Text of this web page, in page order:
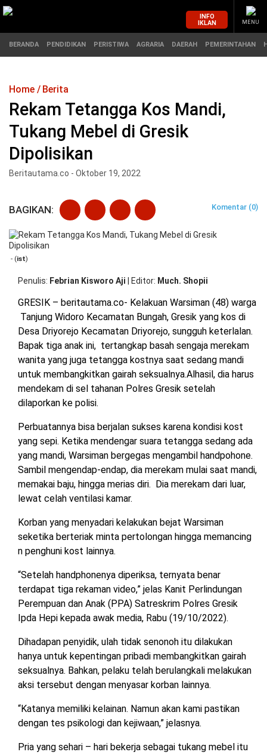
MASUK
BERANDA
PERISTIWA
PEMERINTAHAN
OPINI
PENDIDIKAN
HUKUM
PENDIDIKAN
HIBURAN
BERITABARU.CO
KABARBARU.CO
SERIKATNEWS.COM
PEWARTANUSANTARA.COM
LANGGAR.CO
JOBNAS.COM
SURAU.CO
REDAKSI
TENTANG
KERJASAMA
PEDOMAN
MEDIA
CYBER
INFO
IKLAN
MENU
BERANDA PENDIDIKAN PERISTIWA AGRARIA DAERAH PEMERINTAHAN
Home Berita
Rekam Tetangga Kos Mandi,
Tukang Mebel di Gresik
Dipolisikan
Beritautama.co - Oktober 19, 2022
BAGIKAN: Komentar (0)
- (ist)
Penulis Febrian Kisworo Aji Editor Much. Shopii
GRESIK – beritautama.co- Kelakuan Warsiman (48) warga
Tanjung Widoro Kecamatan Bungah, Gresik yang kos di
Desa Driyorejo Kecamatan Driyorejo, sungguh keterlalan.
Bapak tiga anak ini, tertangkap basah sengaja merekam
wanita yang juga tetangga kostnya saat sedang mandi
untuk membangkitkan gairah seksualnya.Alhasil, dia harus
mendekam di sel tahanan Polres Gresik setelah
dilaporkan ke polisi.
Perbuatannya bisa berjalan sukses karena kondisi kost
yang sepi. Ketika mendengar suara tetangga sedang ada
yang mandi, Warsiman bergegas mengambil handpohone.
Sambil mengendap-endap, dia merekam mulai saat mandi,
memakai baju, hingga merias diri. Dia merekam dari luar,
lewat celah ventilasi kamar.
Korban yang menyadari kelakukan bejat Warsiman
seketika berteriak minta pertolongan hingga memancing
n penghuni kost lainnya.
“Setelah handphonenya diperiksa, ternyata benar
terdapat tiga rekaman video,” jelas Kanit Perlindungan
Perempuan dan Anak (PPA) Satreskrim Polres Gresik
Ipda Hepi kepada awak media, Rabu (19/10/2022).
Dihadapan penyidik, ulah tidak senonoh itu dilakukan
hanya untuk kepentingan pribadi membangkitkan gairah
seksualnya. Bahkan, pelaku telah berulangkali melakukan
aksi tersebut dengan menyasar korban lainnya.
“Katanya memiliki kelainan. Namun akan kami pastikan
dengan tes psikologi dan kejiwaan,” jelasnya.
Pria yang sehari – hari bekerja sebagai tukang mebel itu